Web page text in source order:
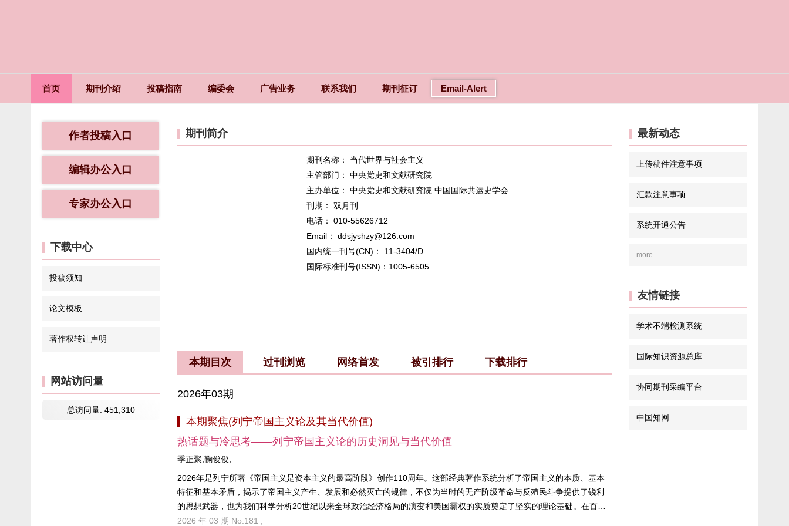
首页 期刊介绍 投稿指南 编委会 广告业务 联系我们 期刊征订 Email-Alert
作者投稿入口
编辑办公入口
专家办公入口
下载中心
投稿须知
论文模板
著作权转让声明
网站访问量
总访问量: 451,310
期刊简介
期刊名称： 当代世界与社会主义
主管部门： 中央党史和文献研究院
主办单位： 中央党史和文献研究院 中国国际共运史学会
刊期： 双月刊
电话： 010-55626712
Email： ddsjyshzy@126.com
国内统一刊号(CN)： 11-3404/D
国际标准刊号(ISSN)：1005-6505
本期目次 过刊浏览 网络首发 被引排行 下载排行
2026年03期
本期聚焦(列宁帝国主义论及其当代价值)
热话题与冷思考——列宁帝国主义论的历史洞见与当代价值
季正聚;鞠俊俊;
2026年是列宁所著《帝国主义是资本主义的最高阶段》创作110周年。这部经典著作系统分析了帝国主义的本质、基本
特征和基本矛盾，揭示了帝国主义产生、发展和必然灭亡的规律，不仅为当时的无产阶级革命与反殖民斗争提供了锐利
的思想武器，也为我们科学分析20世纪以来全球政治经济格局的演变和美国霸权的实质奠定了坚实的理论基础。在百年
变局加速演进和国际形势变乱交织的当下，经济金融化、数字垄断、科技霸权、逆全球化、贸易霸凌、地缘冲突等新现
2026 年 03 期 No.181 ;
最新动态
上传稿件注意事项
汇款注意事项
系统开通公告
more..
友情链接
学术不端检测系统
国际知识资源总库
协同期刊采编平台
中国知网